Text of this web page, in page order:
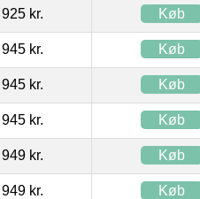
925 kr. Køb
945 kr. Køb
945 kr. Køb
945 kr. Køb
949 kr. Køb
949 kr. Køb